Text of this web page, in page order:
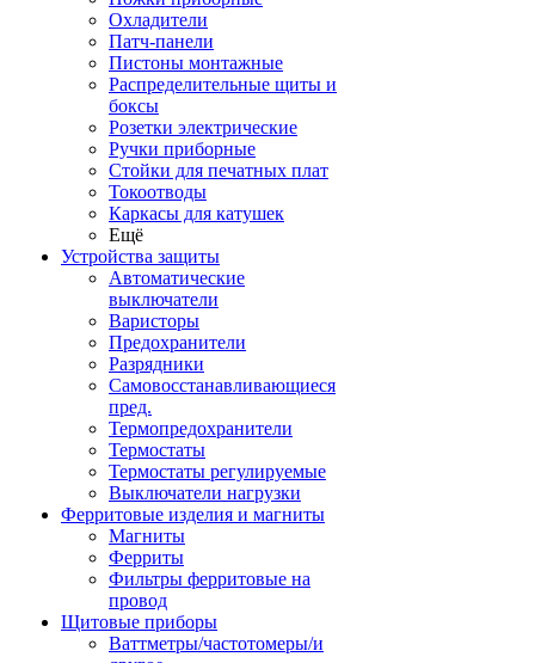
Охладители
Патч-панели
Пистоны монтажные
Распределительные щиты и
боксы
Розетки электрические
Ручки приборные
Стойки для печатных плат
Токоотводы
Каркасы для катушек
Ещё
Устройства защиты
Автоматические
выключатели
Варисторы
Предохранители
Разрядники
Самовосстанавливающиеся
пред.
Термопредохранители
Термостаты
Термостаты регулируемые
Выключатели нагрузки
Ферритовые изделия и магниты
Магниты
Ферриты
Фильтры ферритовые на
провод
Щитовые приборы
Ваттметры/частотомеры/и